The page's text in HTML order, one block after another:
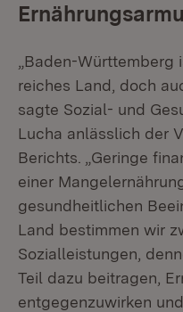
„Baden-
reiches Land, doch
sagte Sozial- und
Lucha anlässlich der
Berichts. „Geringe
einer
gesundheitlichen
Land bestimmen wir
Sozialleistungen,
Teil dazu beitragen,
entgegenzuwirken